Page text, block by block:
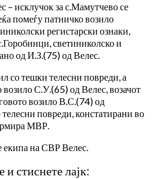
– исклучок за с.Мамутчево се
помеѓу патничко возило
регистарски ознаки,
светиниколско и
од И.З.(75) од Велес.
со тешки телесни повреди, а
С.У.(65) од Велес, возачот
возило В.С.(74) од
повреди, констатирани во
МВР.
екипа на СВР Велес.
стиснете лајк: